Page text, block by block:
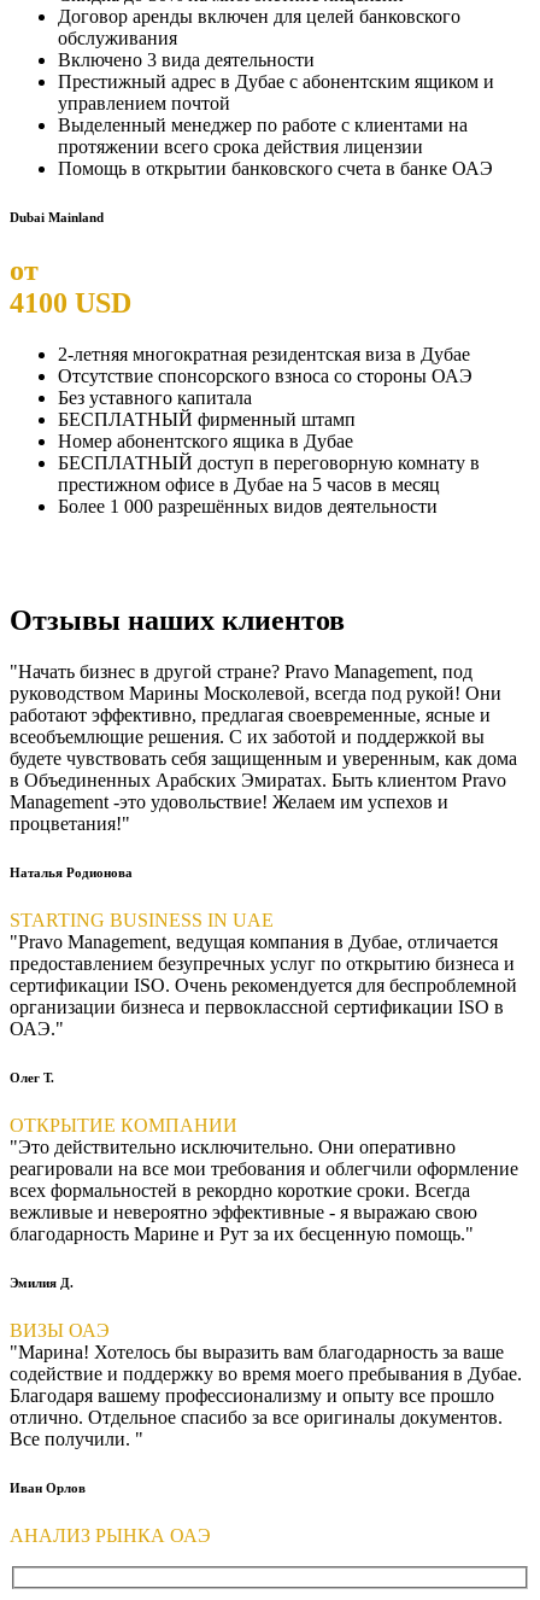
Договор аренды включен для целей банковского
обслуживания
Включено 3 вида деятельности
Престижный адрес в Дубае с абонентским ящиком и
управлением почтой
Выделенный менеджер по работе с клиентами на
протяжении всего срока действия лицензии
Помощь в открытии банковского счета в банке ОАЭ
Dubai Mainland
от
4100 USD
2-летняя многократная резидентская виза в Дубае
Отсутствие спонсорского взноса со стороны ОАЭ
Без уставного капитала
БЕСПЛАТНЫЙ фирменный штамп
Номер абонентского ящика в Дубае
БЕСПЛАТНЫЙ доступ в переговорную комнату в
престижном офисе в Дубае на 5 часов в месяц
Более 1 000 разрешённых видов деятельности
Отзывы наших клиентов
"Начать бизнес в другой стране? Pravo Management, под
руководством Марины Москолевой, всегда под рукой! Они
работают эффективно, предлагая своевременные, ясные и
всеобъемлющие решения. С их заботой и поддержкой вы
будете чувствовать себя защищенным и уверенным, как дома
в Объединенных Арабских Эмиратах. Быть клиентом Pravo
Management -это удовольствие! Желаем им успехов и
процветания!"
Наталья Родионова
STARTING BUSINESS IN UAE
"Pravo Management, ведущая компания в Дубае, отличается
предоставлением безупречных услуг по открытию бизнеса и
сертификации ISO. Очень рекомендуется для беспроблемной
организации бизнеса и первоклассной сертификации ISO в
ОАЭ."
Олег Т.
ОТКРЫТИЕ КОМПАНИИ
"Это действительно исключительно. Они оперативно
реагировали на все мои требования и облегчили оформление
всех формальностей в рекордно короткие сроки. Всегда
вежливые и невероятно эффективные - я выражаю свою
благодарность Марине и Рут за их бесценную помощь."
Эмилия Д.
ВИЗЫ ОАЭ
"Марина! Хотелось бы выразить вам благодарность за ваше
содействие и поддержку во время моего пребывания в Дубае.
Благодаря вашему профессионализму и опыту все прошло
отлично. Отдельное спасибо за все оригиналы документов.
Все получили. "
Иван Орлов
АНАЛИЗ РЫНКА ОАЭ